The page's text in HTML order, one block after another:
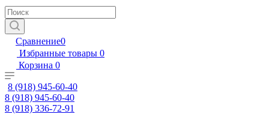
Сравнение0
Избранные товары 0
Корзина 0
8 (918) 945-60-40
8 (918) 945-60-40
8 (918) 336-72-91